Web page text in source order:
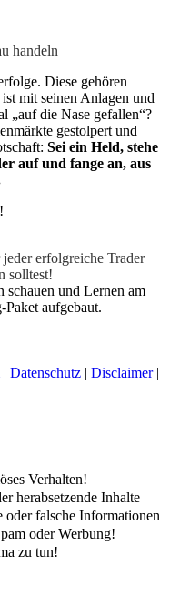
handeln
Diese gehören
mit seinen Anlagen und
„auf die Nase gefallen“?
gestolpert und
Sei ein Held, stehe
auf und fange an, aus
!
erfolgreiche Trader
solltest!
schauen und Lernen am
aufgebaut.
| Datenschutz | Disclaimer|
Verhalten!
herabsetzende Inhalte
oder falsche Informationen
oder Werbung!
zu tun!